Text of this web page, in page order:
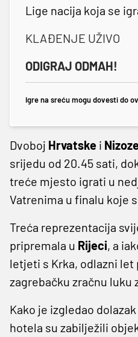
Lige nacija koja se
KLAĐENJE UŽIVO
ODIGRAJ ODMAH!
Igre na sreću mogu dovesti do
Dvoboj Hrvatske i
srijedu od 20.45 sati,
treće mjesto igrati u
Vatrenima u finalu koje
Treća reprezentacija
pripremala u Rijeci, a
letjeti s Krka, odlazni let
zagrebačku zračnu luku
Kako je izgledao
hotela su zabilježili